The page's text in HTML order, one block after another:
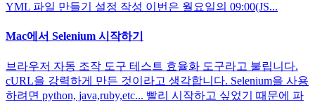
YML 파일 만들기 설정 작성 이번은 월요일의 09:00(JS...
Mac에서 Selenium 시작하기
브라우저 자동 조작 도구 테스트 효율화 도구라고 불립니다.
cURL을 강력하게 만든 것이라고 생각합니다. Selenium을 사용
하려면 python, java,ruby,etc... 빨리 시작하고 싶었기 때문에 파